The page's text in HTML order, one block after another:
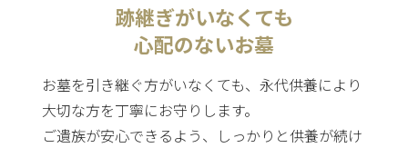
跡継ぎがいなくても
心配のないお墓
お墓を引き継ぐ方がいなくても、永代供養により
大切な方を丁寧にお守りします。
ご遺族が安心できるよう、しっかりと供養が続け